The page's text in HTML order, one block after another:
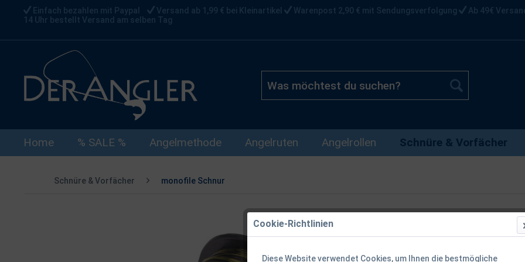
Einfach bezahlen mit Paypal Versand ab 1,99 € bei Kleinartikel Warenpost 2,90 € mit Sendungsverfolgung Ab 49€
14 Uhr bestellt Versand am selben Tag
Home % SALE % Angelmethode Angelruten Angelrollen Schnüre & Vorfächer
Schnüre & Vorfächer monofile Schnur
Spro C-Tec
7,6kg
Cookie-Richtlinien
Diese Website verwendet Cookies, um Ihnen die bestmögliche